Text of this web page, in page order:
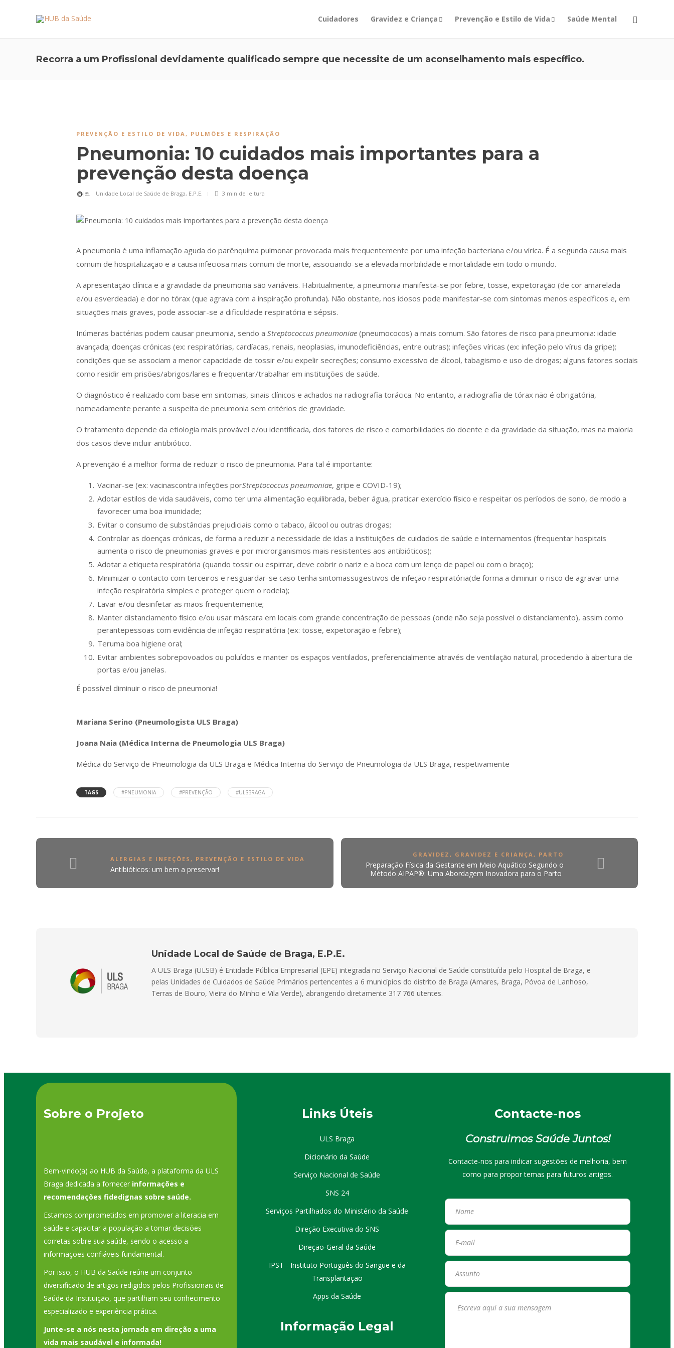
Cuidadores Gravidez e Criança Prevenção e Estilo de Vida Saúde Mental
Recorra a um Profissional devidamente qualificado sempre que necessite de um aconselhamento mais específico.
PREVENÇÃO E ESTILO DE VIDA, PULMÕES E RESPIRAÇÃO
Pneumonia: 10 cuidados mais importantes para a
prevenção desta doença
Unidade Local de Saúde de Braga, E.P.E. 3 min de leitura
A pneumonia é uma inflamação aguda do parênquima pulmonar provocada mais frequentemente por uma infeção bacteriana e/ou vírica. É a segunda causa mais
comum de hospitalização e a causa infeciosa mais comum de morte, associando-se a elevada morbilidade e mortalidade em todo o mundo.
A apresentação clínica e a gravidade da pneumonia são variáveis. Habitualmente, a pneumonia manifesta-se por febre, tosse, expetoração (de cor amarelada
e/ou esverdeada) e dor no tórax (que agrava com a inspiração profunda). Não obstante, nos idosos pode manifestar-se com sintomas menos específicos e, em
situações mais graves, pode associar-se a dificuldade respiratória e sépsis.
Inúmeras bactérias podem causar pneumonia, sendo a Streptococcus pneumoniae (pneumococos) a mais comum. São fatores de risco para pneumonia: idade
avançada; doenças crónicas (ex: respiratórias, cardíacas, renais, neoplasias, imunodeficiências, entre outras); infeções víricas (ex: infeção pelo vírus da gripe);
condições que se associam a menor capacidade de tossir e/ou expelir secreções; consumo excessivo de álcool, tabagismo e uso de drogas; alguns fatores sociais
como residir em prisões/abrigos/lares e frequentar/trabalhar em instituições de saúde.
O diagnóstico é realizado com base em sintomas, sinais clínicos e achados na radiografia torácica. No entanto, a radiografia de tórax não é obrigatória,
nomeadamente perante a suspeita de pneumonia sem critérios de gravidade.
O tratamento depende da etiologia mais provável e/ou identificada, dos fatores de risco e comorbilidades do doente e da gravidade da situação, mas na maioria
dos casos deve incluir antibiótico.
A prevenção é a melhor forma de reduzir o risco de pneumonia. Para tal é importante:
Vacinar-se (ex: vacinascontra infeções porStreptococcus pneumoniae, gripe e COVID-19);
Adotar estilos de vida saudáveis, como ter uma alimentação equilibrada, beber água, praticar exercício físico e respeitar os períodos de sono, de modo a
favorecer uma boa imunidade;
Evitar o consumo de substâncias prejudiciais como o tabaco, álcool ou outras drogas;
Controlar as doenças crónicas, de forma a reduzir a necessidade de idas a instituições de cuidados de saúde e internamentos (frequentar hospitais
aumenta o risco de pneumonias graves e por microrganismos mais resistentes aos antibióticos);
Adotar a etiqueta respiratória (quando tossir ou espirrar, deve cobrir o nariz e a boca com um lenço de papel ou com o braço);
Minimizar o contacto com terceiros e resguardar-se caso tenha sintomassugestivos de infeção respiratória(de forma a diminuir o risco de agravar uma
infeção respiratória simples e proteger quem o rodeia);
Lavar e/ou desinfetar as mãos frequentemente;
Manter distanciamento físico e/ou usar máscara em locais com grande concentração de pessoas (onde não seja possível o distanciamento), assim como
perantepessoas com evidência de infeção respiratória (ex: tosse, expetoração e febre);
Teruma boa higiene oral;
Evitar ambientes sobrepovoados ou poluídos e manter os espaços ventilados, preferencialmente através de ventilação natural, procedendo à abertura de
portas e/ou janelas.
É possível diminuir o risco de pneumonia!
Mariana Serino (Pneumologista ULS Braga)
Joana Naia (Médica Interna de Pneumologia ULS Braga)
Médica do Serviço de Pneumologia da ULS Braga e Médica Interna do Serviço de Pneumologia da ULS Braga, respetivamente
TAGS #PNEUMONIA #PREVENÇÃO #ULSBRAGA
ALERGIAS E INFEÇÕES , PREVENÇÃO E ESTILO DE VIDA
Antibióticos: um bem a preservar!
GRAVIDEZ , GRAVIDEZ E CRIANÇA, PARTO
Preparação Física da Gestante em Meio Aquático Segundo o
Método AIPAP®: Uma Abordagem Inovadora para o Parto
Unidade Local de Saúde de Braga, E.P.E.
A ULS Braga (ULSB) é Entidade Pública Empresarial (EPE) integrada no Serviço Nacional de Saúde constituída pelo Hospital de Braga, e
pelas Unidades de Cuidados de Saúde Primários pertencentes a 6 municípios do distrito de Braga (Amares, Braga, Póvoa de Lanhoso,
Terras de Bouro, Vieira do Minho e Vila Verde), abrangendo diretamente 317 766 utentes.
Sobre o Projeto
Bem-vindo(a) ao HUB da Saúde, a plataforma da ULS
Braga dedicada a fornecer informações e
recomendações fidedignas sobre saúde.
Estamos comprometidos em promover a literacia em
saúde e capacitar a população a tomar decisões
corretas sobre sua saúde, sendo o acesso a
informações confiáveis fundamental.
Por isso, o HUB da Saúde reúne um conjunto
diversificado de artigos redigidos pelos Profissionais de
Saúde da Instituição, que partilham seu conhecimento
especializado e experiência prática.
Junte-se a nós nesta jornada em direção a uma
vida mais saudável e informada!
Links Úteis
ULS Braga
Dicionário da Saúde
Serviço Nacional de Saúde
SNS 24
Serviços Partilhados do Ministério da Saúde
Direção Executiva do SNS
Direção-Geral da Saúde
IPST - Instituto Português do Sangue e da
Transplantação
Apps da Saúde
Informação Legal
Contacte-nos
Construimos Saúde Juntos!
Contacte-nos para indicar sugestões de melhoria, bem
como para propor temas para futuros artigos.